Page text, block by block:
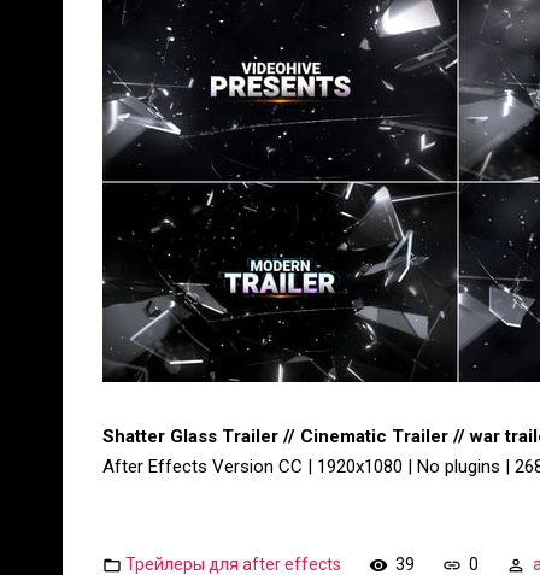
Shatter Glass Trailer // Cinematic Trailer // war
After Effects Version CC | 1920x1080 | No plugins |
Трейлеры для after effects 39 0